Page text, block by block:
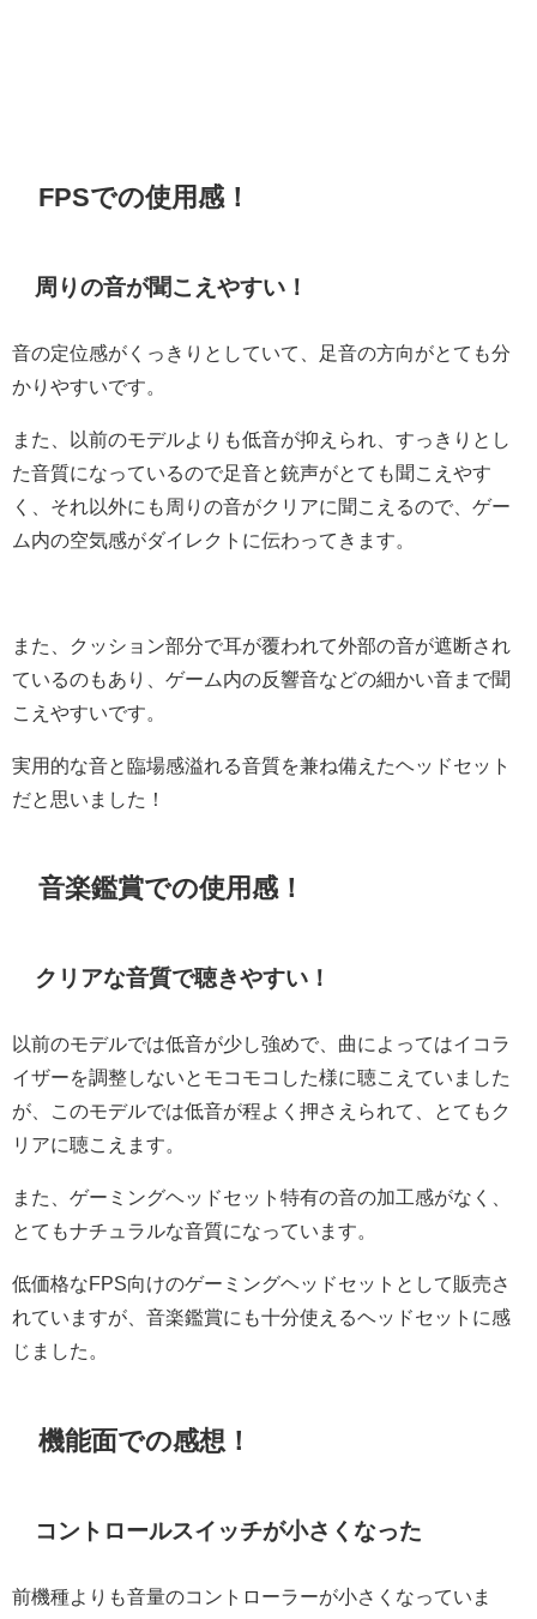
FPSでの使用感！
周りの音が聞こえやすい！
音の定位感がくっきりとしていて、足音の方向がとても分
かりやすいです。
また、以前のモデルよりも低音が抑えられ、すっきりとし
た音質になっているので足音と銃声がとても聞こえやす
く、それ以外にも周りの音がクリアに聞こえるので、ゲー
ム内の空気感がダイレクトに伝わってきます。
また、クッション部分で耳が覆われて外部の音が遮断され
ているのもあり、ゲーム内の反響音などの細かい音まで聞
こえやすいです。
実用的な音と臨場感溢れる音質を兼ね備えたヘッドセット
だと思いました！
音楽鑑賞での使用感！
クリアな音質で聴きやすい！
以前のモデルでは低音が少し強めで、曲によってはイコラ
イザーを調整しないとモコモコした様に聴こえていました
が、このモデルでは低音が程よく押さえられて、とてもク
リアに聴こえます。
また、ゲーミングヘッドセット特有の音の加工感がなく、
とてもナチュラルな音質になっています。
低価格なFPS向けのゲーミングヘッドセットとして販売さ
れていますが、音楽鑑賞にも十分使えるヘッドセットに感
じました。
機能面での感想！
コントロールスイッチが小さくなった
前機種よりも音量のコントローラーが小さくなっていま